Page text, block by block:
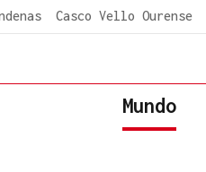
Casco Vello Ourense
Mundo